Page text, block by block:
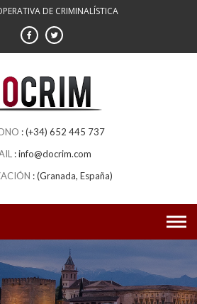
DE CRIMINALÍSTICA
(+34) 652 445 737
info@docrim.com
(Granada, España)